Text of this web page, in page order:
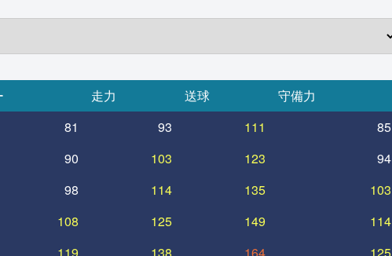
走力 送球
守備力
81 93 111
85
90 103 123
94
98 114 135
103
108 125 149
114
119 138 164
125